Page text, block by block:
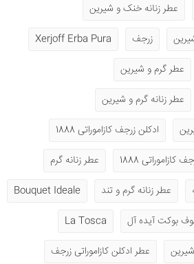
عطر زنانه خنک و شیرین
زرجف
Xerjoff Erba Pura
عطر گرم و شیرین
عطر زنانه گرم و شیرین
ادکلن زرجف کازاموراتی 1888
کازاموراتی 1888
عطر زنانه گرم
عطر زنانه گرم و تند
Bouquet Ideale
بوکت آیده آل
La Tosca
عطر ادکلن کازاموراتی زرجف